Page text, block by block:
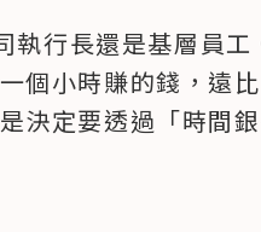
執行長還是基層員工
個小時賺的錢，遠
決定要透過「時間